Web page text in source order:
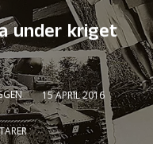
under kriget
15 APRIL 2016